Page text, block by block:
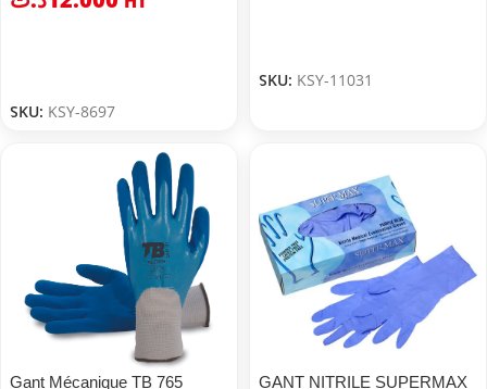
SKU: KSY-8697
SKU: KSY-11031
Gant Mécanique TB 765
GANT NITRILE SUPERMAX